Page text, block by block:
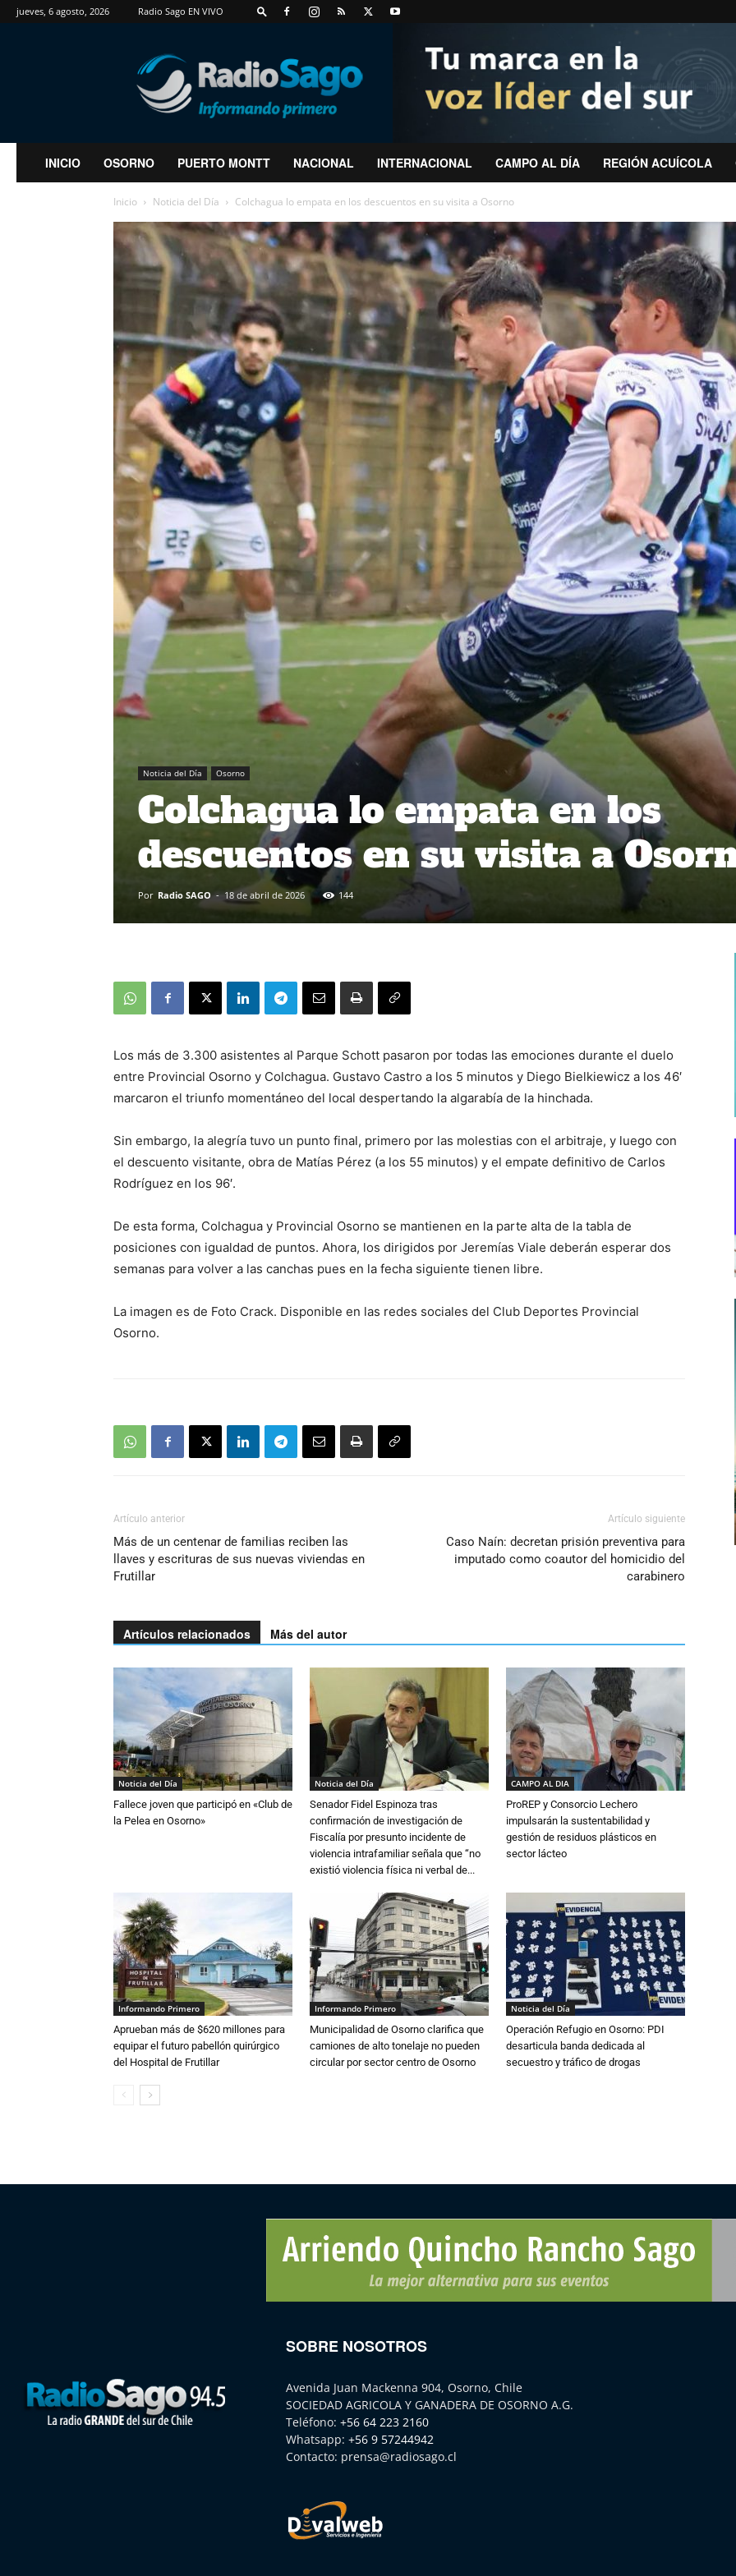
jueves, 6 agosto, 2026 Radio Sago EN VIVO
RadioSago
INICIO OSORNO PUERTO MONTT NACIONAL INTERNACIONAL CAMPO AL DÍA REGIÓN ACUÍCOLA
Inicio Noticia del Día Colchagua lo empata en los descuentos en su visita a Osorno
Noticia del Día Osorno
Colchagua lo empata en los
descuentos en su visita a
Por Radio SAGO - 18 de abril de 2026 144
Los más de 3.300 asistentes al Parque Schott pasaron por todas las emociones durante el duelo
entre Provincial Osorno y Colchagua. Gustavo Castro a los 5 minutos y Diego Bielkiewicz a los 46′
marcaron el triunfo momentáneo del local despertando la algarabía de la hinchada.
Sin embargo, la alegría tuvo un punto final, primero por las molestias con el arbitraje, y luego con
el descuento visitante, obra de Matías Pérez (a los 55 minutos) y el empate definitivo de Carlos
Rodríguez en los 96′.
De esta forma, Colchagua y Provincial Osorno se mantienen en la parte alta de la tabla de
posiciones con igualdad de puntos. Ahora, los dirigidos por Jeremías Viale deberán esperar dos
semanas para volver a las canchas pues en la fecha siguiente tienen libre.
La imagen es de Foto Crack. Disponible en las redes sociales del Club Deportes Provincial
Osorno.
Artículo anterior
Más de un centenar de familias reciben las
llaves y escrituras de sus nuevas viviendas en
Frutillar
Artículo siguiente
Caso Naín: decretan prisión preventiva para
imputado como coautor del homicidio del
carabinero
Artículos relacionados Más del autor
Noticia del Día
Fallece joven que participó en «Club de
la Pelea en Osorno»
Noticia del Día
Senador Fidel Espinoza tras
confirmación de investigación de
Fiscalía por presunto incidente de
violencia intrafamiliar señala que “no
existió violencia física ni verbal de...
CAMPO AL DIA
ProREP y Consorcio Lechero
impulsarán la sustentabilidad y
gestión de residuos plásticos en
sector lácteo
Informando Primero
Aprueban más de $620 millones para
equipar el futuro pabellón quirúrgico
del Hospital de Frutillar
Informando Primero
Municipalidad de Osorno clarifica que
camiones de alto tonelaje no pueden
circular por sector centro de Osorno
Noticia del Día
Operación Refugio en Osorno: PDI
desarticula banda dedicada al
secuestro y tráfico de drogas
SOBRE NOSOTROS
Avenida Juan Mackenna 904, Osorno, Chile
SOCIEDAD AGRICOLA Y GANADERA DE OSORNO A.G.
Teléfono: +56 64 223 2160
Whatsapp: +56 9 57244942
Contacto: prensa@radiosago.cl